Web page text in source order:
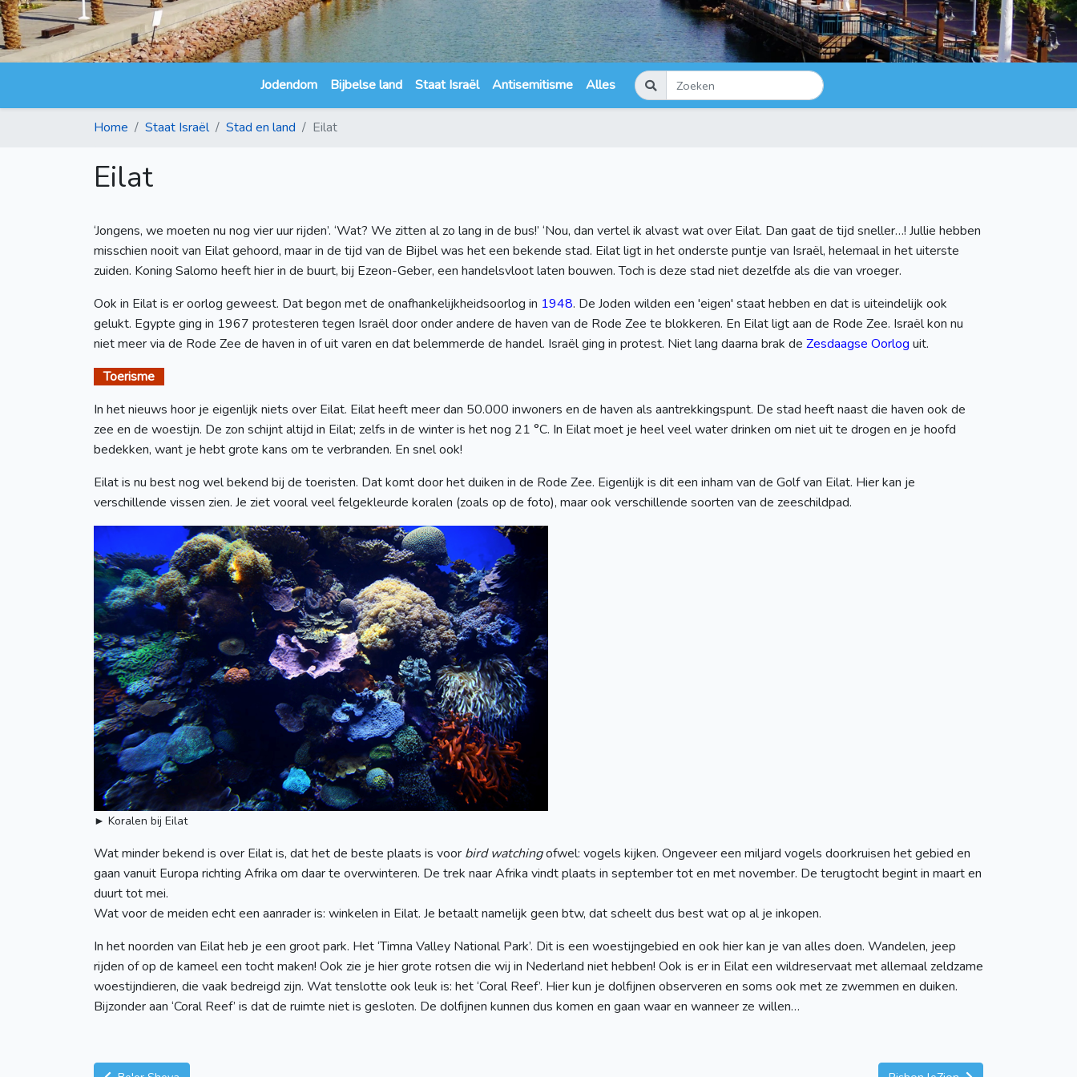
Jodendom Bijbelse land Staat Israël Antisemitisme Alles
Home Staat Israël Stad en land Eilat
Eilat
‘Jongens, we moeten nu nog vier uur rijden’. ‘Wat? We zitten al zo lang in de bus!’ ‘Nou, dan vertel ik alvast wat over Eilat. Dan gaat de tijd sneller…! Jullie hebben
misschien nooit van Eilat gehoord, maar in de tijd van de Bijbel was het een bekende stad. Eilat ligt in het onderste puntje van Israël, helemaal in het uiterste
zuiden. Koning Salomo heeft hier in de buurt, bij Ezeon-Geber, een handelsvloot laten bouwen. Toch is deze stad niet dezelfde als die van vroeger.
Ook in Eilat is er oorlog geweest. Dat begon met de onafhankelijkheidsoorlog in 1948. De Joden wilden een 'eigen' staat hebben en dat is uiteindelijk ook
gelukt. Egypte ging in 1967 protesteren tegen Israël door onder andere de haven van de Rode Zee te blokkeren. En Eilat ligt aan de Rode Zee. Israël kon nu
niet meer via de Rode Zee de haven in of uit varen en dat belemmerde de handel. Israël ging in protest. Niet lang daarna brak de Zesdaagse Oorlog uit.
Toerisme
In het nieuws hoor je eigenlijk niets over Eilat. Eilat heeft meer dan 50.000 inwoners en de haven als aantrekkingspunt. De stad heeft naast die haven ook de
zee en de woestijn. De zon schijnt altijd in Eilat; zelfs in de winter is het nog 21 °C. In Eilat moet je heel veel water drinken om niet uit te drogen en je hoofd
bedekken, want je hebt grote kans om te verbranden. En snel ook!
Eilat is nu best nog wel bekend bij de toeristen. Dat komt door het duiken in de Rode Zee. Eigenlijk is dit een inham van de Golf van Eilat. Hier kan je
verschillende vissen zien. Je ziet vooral veel felgekleurde koralen (zoals op de foto), maar ook verschillende soorten van de zeeschildpad.
► Koralen bij Eilat
Wat minder bekend is over Eilat is, dat het de beste plaats is voor bird watchingofwel: vogels kijken. Ongeveer een miljard vogels doorkruisen het gebied en
gaan vanuit Europa richting Afrika om daar te overwinteren. De trek naar Afrika vindt plaats in september tot en met november. De terugtocht begint in maart en
duurt tot mei.
Wat voor de meiden echt een aanrader is: winkelen in Eilat. Je betaalt namelijk geen btw, dat scheelt dus best wat op al je inkopen.
In het noorden van Eilat heb je een groot park. Het ‘Timna Valley National Park’. Dit is een woestijngebied en ook hier kan je van alles doen. Wandelen, jeep
rijden of op de kameel een tocht maken! Ook zie je hier grote rotsen die wij in Nederland niet hebben! Ook is er in Eilat een wildreservaat met allemaal zeldzame
woestijndieren, die vaak bedreigd zijn. Wat tenslotte ook leuk is: het ‘Coral Reef’. Hier kun je dolfijnen observeren en soms ook met ze zwemmen en duiken.
Bijzonder aan ‘Coral Reef’ is dat de ruimte niet is gesloten. De dolfijnen kunnen dus komen en gaan waar en wanneer ze willen…